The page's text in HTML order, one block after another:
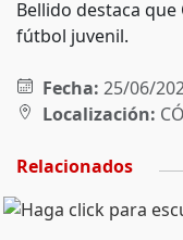
Bellido destaca
fútbol juvenil.
Fecha: 25/06/
Localización:
Relacionados